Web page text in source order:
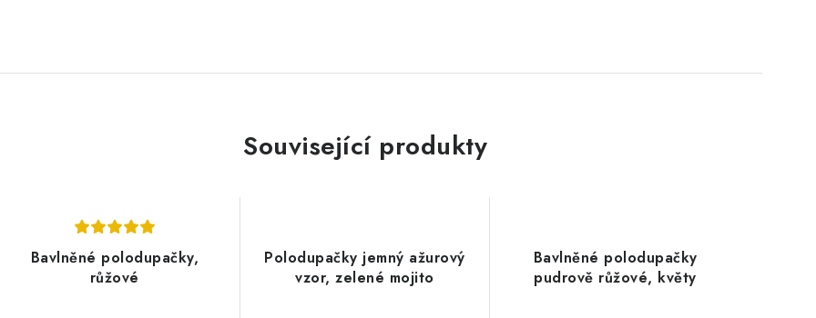
Související produkty
Bavlněné polodupačky,
růžové
Polodupačky jemný ažurový
vzor, zelené mojito
Bavlněné polodupačky
pudrově růžové, květy